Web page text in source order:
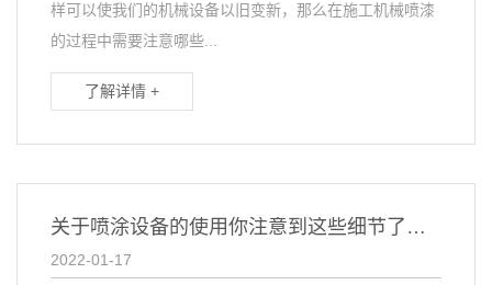
样可以使我们的机械设备以旧变新，那么在施工机械喷漆
的过程中需要注意哪些...
了解详情 +
关于喷涂设备的使用你注意到这些细节了吗？
2022-01-17